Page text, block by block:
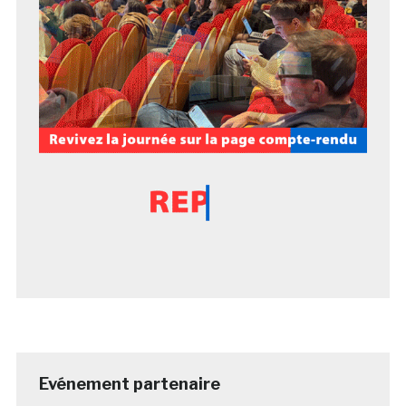
Evénement partenaire